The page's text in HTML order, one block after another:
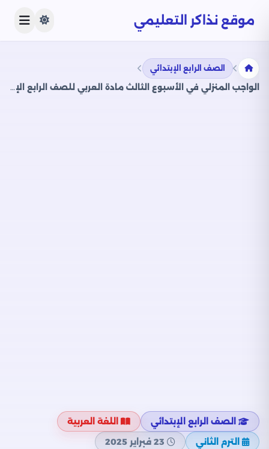
موقع نذاكر التعليمي
الصف الرابع الإبتدائي
الواجب المنزلي في الأسبوع الثالث مادة العربي للصف الرابع الإبتدائي الترم الثاني 2025 بصيغة PDF
الصف الرابع الإبتدائي
اللغة العربية
الترم الثاني
23 فبراير 2025